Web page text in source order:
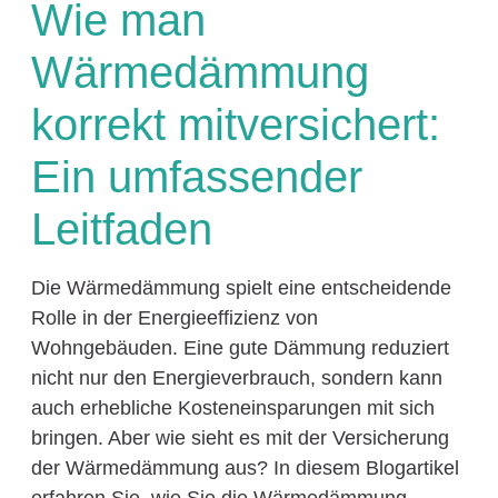
Wie man
Wärmedämmung
korrekt mitversichert:
Ein umfassender
Leitfaden
Die Wärmedämmung spielt eine entscheidende
Rolle in der Energieeffizienz von
Wohngebäuden. Eine gute Dämmung reduziert
nicht nur den Energieverbrauch, sondern kann
auch erhebliche Kosteneinsparungen mit sich
bringen. Aber wie sieht es mit der Versicherung
der Wärmedämmung aus? In diesem Blogartikel